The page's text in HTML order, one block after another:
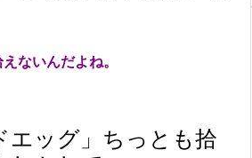
ないんだよね。
エッグ」ちっとも拾